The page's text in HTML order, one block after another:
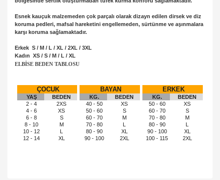
Esnek kauçuk malzemeden çok parçalı olarak dizayn edilen dirsek ve diz
koruma pedleri, mafsal hareketini engellemeden, sürtünme ve aşınmalara
karşı koruma sağlamaktadır.
Erkek S / M / L / XL / 2XL / 3XL
Kadın XS / S / M / L / XL
ELBİSE BEDEN TABLOSU
ÇOCUK BAYAN ERKEK
YAŞ BEDEN KG. BEDEN KG.
BEDEN
2 - 4
2XS 40 - 50 XS 50 - 60
XS
4 - 6
XS 50 - 60 S 60 - 70
S
6 - 8
S 60 - 70 M 70 - 80
M
8 - 10
M 70 - 80 L 80 - 90
L
10 - 12
L 80 - 90 XL 90 - 100
XL
12 - 14
XL 90 - 100 2XL 100 - 115 2XL